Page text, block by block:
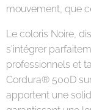
mouvement, que
Le coloris Noire,
s'intégrer
professionnels et
Cordura® 500D
apportent une